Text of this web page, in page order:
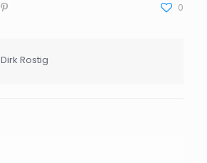
0
Dirk Rostig